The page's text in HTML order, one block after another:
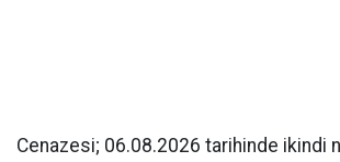
Cenazesi; 06.08.2026 tarihinde ikindi